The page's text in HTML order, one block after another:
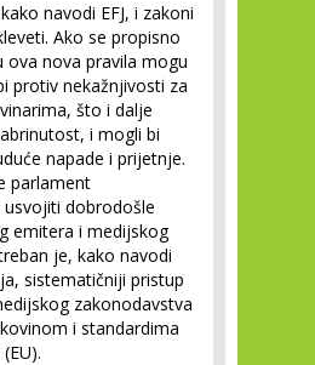
navodi EFJ, i zakoni
Ako se propisno
ova nova pravila mogu
protiv nekažnjivosti za
što i dalje
i mogli bi
napade i prijetnje.
parlament
dobrodošle
emitera i medijskog
je, kako navodi
sistematičniji pristup
zakonodavstva
i standardima